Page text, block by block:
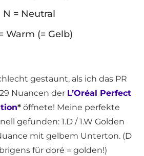
N = Neutral
Warm (= Gelb)
gestaunt, als ich das PR
Nuancen der L’Oréal Perfect
*öffnete! Meine perfekte
gefunden: 1.D / 1.W Golden
mit gelbem Unterton. (D
für doré = golden!)